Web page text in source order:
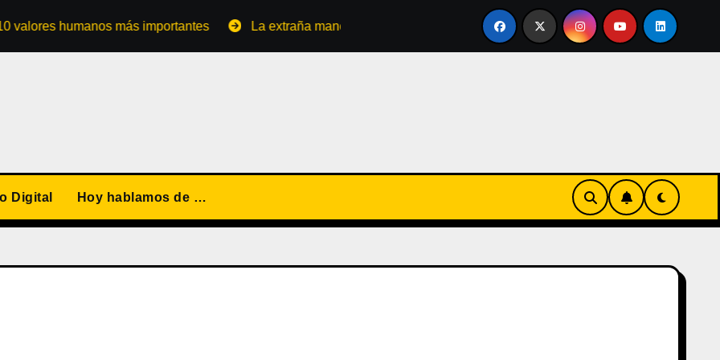
humanos más importantes La extraña manera de convertirse en familia El primer tour de la India Chiquitina
Digital Hoy hablamos de …